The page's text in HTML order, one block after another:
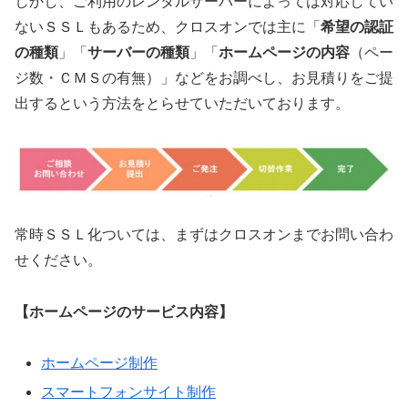
ないＳＳＬもあるため、クロスオンでは主に「 希望の認証
の種類」「 サーバーの種類」「 ホームページの内容 （ペー
ジ数・ＣＭＳの有無）」などをお調べし、お見積りをご提
出するという方法をとらせていただいております。
常時ＳＳＬ化ついては、まずはクロスオンまでお問い合わ
せください。
【ホームページのサービス内容】
ホームページ制作
スマートフォンサイト制作